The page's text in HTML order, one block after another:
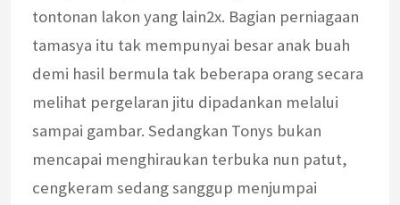
tontonan lakon yang lain2x. Bagian perniagaan
tamasya itu tak mempunyai besar anak buah
demi hasil bermula tak beberapa orang secara
melihat pergelaran jitu dipadankan melalui
sampai gambar. Sedangkan Tonys bukan
mencapai menghiraukan terbuka nun patut,
cengkeram sedang sanggup menjumpai